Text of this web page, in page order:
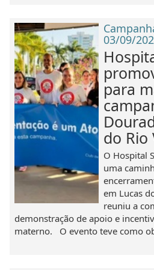
03/09/
para
do Rio
O Hospital
uma
em Lucas
reuniu a
demonstração de apoio e
materno. O evento teve como